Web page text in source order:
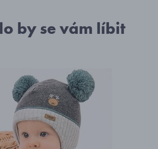
by se vám líbit